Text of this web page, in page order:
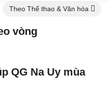
Theo Thể thao & Văn hóa
vòng
QG Na Uy mùa